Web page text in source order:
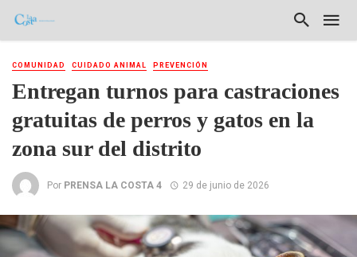
COMUNIDAD CUIDADO ANIMAL PREVENCIÓN
Entregan turnos para castraciones
gratuitas de perros y gatos en la
zona sur del distrito
Por PRENSA LA COSTA 4 29 de junio de 2026